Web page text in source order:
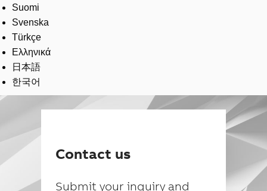
Suomi
Svenska
Türkçe
Ελληνικά
日本語
한국어
Contact us
Submit your inquiry and